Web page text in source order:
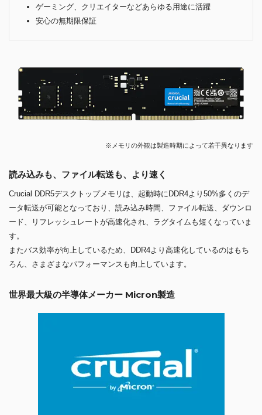
ゲーミング、クリエイターなどあらゆる用途に活躍
安心の無期限保証
※メモリの外観は製造時期によって若干異なります
読み込みも、ファイル転送も、より速く
Crucial DDR5デスクトップメモリは、起動時にDDR4より50%多くのデ
ータ転送が可能となっており、読み込み時間、ファイル転送、ダウンロ
ード、リフレッシュレートが高速化され、ラグタイムも短くなっていま
す。
またバス効率が向上しているため、DDR4より高速化しているのはもち
ろん、さまざまなパフォーマンスも向上しています。
世界最大級の半導体メーカー Micron製造